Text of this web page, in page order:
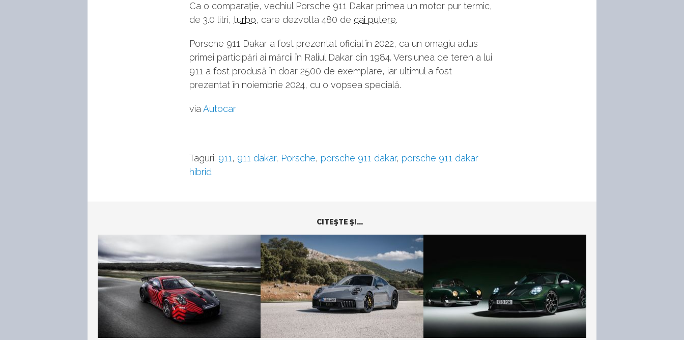
Ca o comparație, vechiul Porsche 911 Dakar primea un motor pur termic,
de 3.0 litri, turbo, care dezvolta 480 de cai putere.
Porsche 911 Dakar a fost prezentat oficial în 2022, ca un omagiu adus
primei participări ai mărcii în Raliul Dakar din 1984. Versiunea de teren a lui
911 a fost produsă în doar 2500 de exemplare, iar ultimul a fost
prezentat în noiembrie 2024, cu o vopsea specială.
via Autocar
Taguri: 911 , 911 dakar, Porsche, porsche 911 dakar, porsche 911 dakar
hibrid
CITEŞTE ŞI...